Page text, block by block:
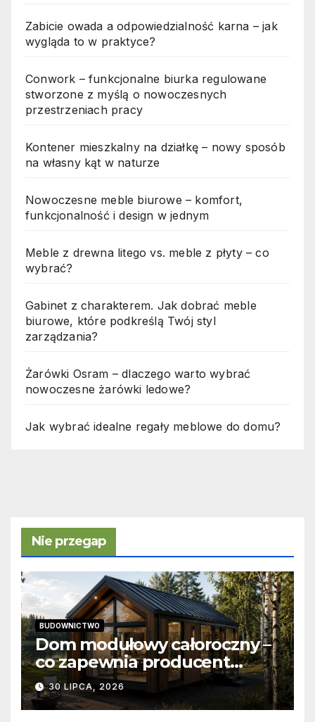
Zabicie owada a odpowiedzialność karna – jak
wygląda to w praktyce?
Conwork – funkcjonalne biurka regulowane
stworzone z myślą o nowoczesnych
przestrzeniach pracy
Kontener mieszkalny na działkę – nowy sposób
na własny kąt w naturze
Nowoczesne meble biurowe – komfort,
funkcjonalność i design w jednym
Meble z drewna litego vs. meble z płyty – co
wybrać?
Gabinet z charakterem. Jak dobrać meble
biurowe, które podkreślą Twój styl
zarządzania?
Żarówki Osram – dlaczego warto wybrać
nowoczesne żarówki ledowe?
Jak wybrać idealne regały meblowe do domu?
Nie przegap
BUDOWNICTWO
Dom modułowy całoroczny –
co zapewnia producent
domów modułowych?
30 LIPCA, 2026